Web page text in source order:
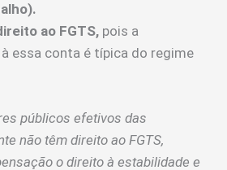
ao FGTS, pois a
essa conta é típica do regime
públicos efetivos das
não têm direito ao FGTS,
o direito à estabilidade e